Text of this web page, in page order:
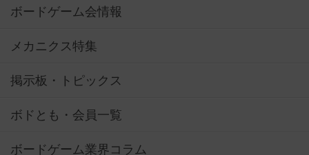
ボードゲーム会情報
メカニクス特集
掲示板・トピックス
ボドとも・会員一覧
ボードゲーム業界コラム